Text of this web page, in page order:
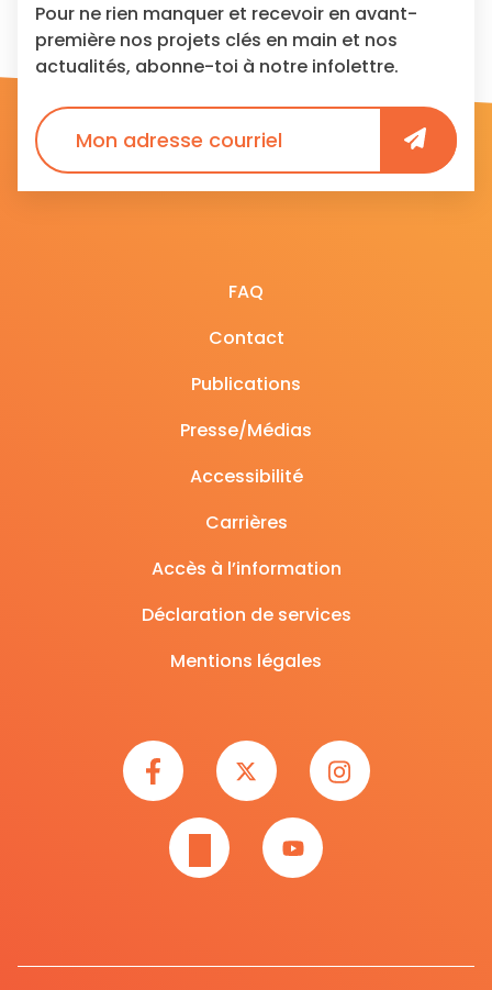
Pour ne rien manquer et recevoir en avant-
première nos projets clés en main et nos
actualités, abonne-toi à notre infolettre.
FAQ
Contact
Publications
Presse/Médias
Accessibilité
Carrières
Accès à l’information
Déclaration de services
Mentions légales